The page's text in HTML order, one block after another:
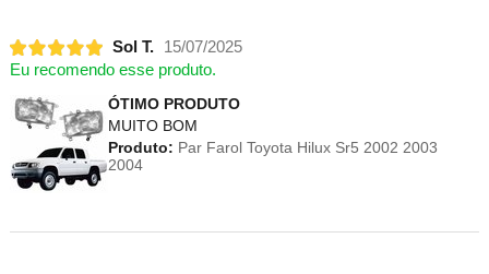
Sol T.
15/07/2025
Eu recomendo esse produto.
ÓTIMO PRODUTO
MUITO BOM
Produto: Par Farol Toyota Hilux Sr5 2002 2003
2004